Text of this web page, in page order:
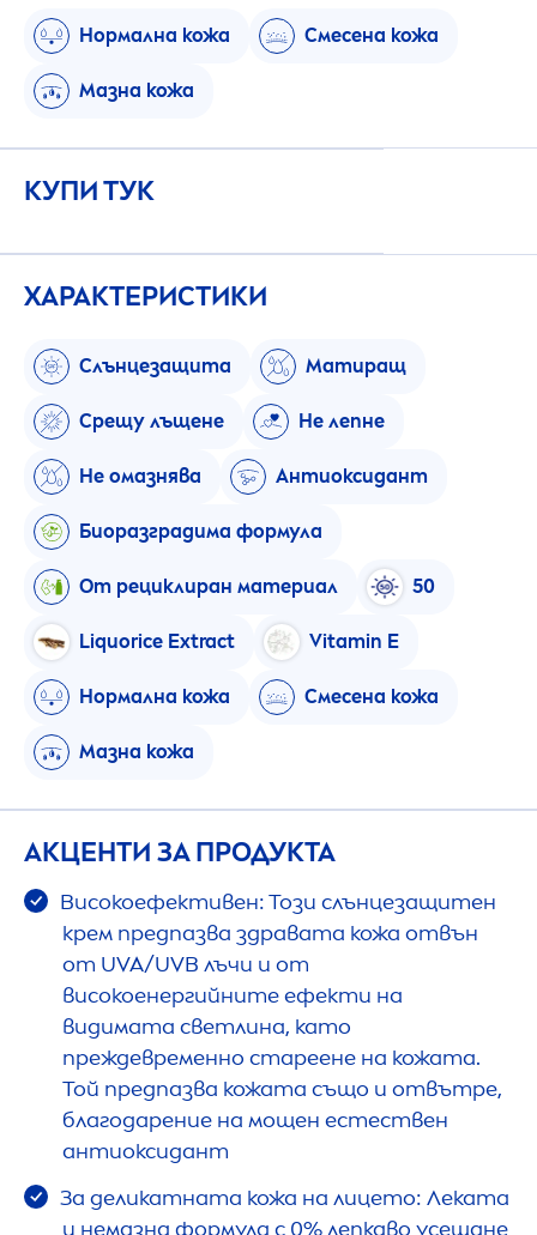
Нормална кожа Смесена кожа
Мазна кожа
КУПИ ТУК
ХАРАКТЕРИСТИКИ
Слънцезащита Матиращ
Срещу лъщене Не лепне
Не омазнява Антиоксидант
Биоразградима формула
От рециклиран материал 50
Liquorice Extract Vitamin E
Нормална кожа Смесена кожа
Мазна кожа
АКЦЕНТИ ЗА ПРОДУКТА
Високоефективен: Този слънцезащитен
крем предпазва здравата кожа отвън
от UVA/UVB лъчи и от
високоенергийните ефекти на
видимата светлина, като
преждевременно стареене на кожата.
Той предпазва кожата също и отвътре,
благодарение на мощен естествен
антиоксидант
За деликатната кожа на лицето: Леката
и немазна формула с 0% лепкаво усещане